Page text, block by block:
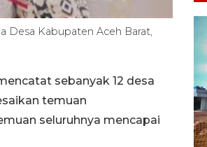
Desa Kabupaten Aceh Barat,
sebanyak 12 desa
temuan
seluruhnya mencapai